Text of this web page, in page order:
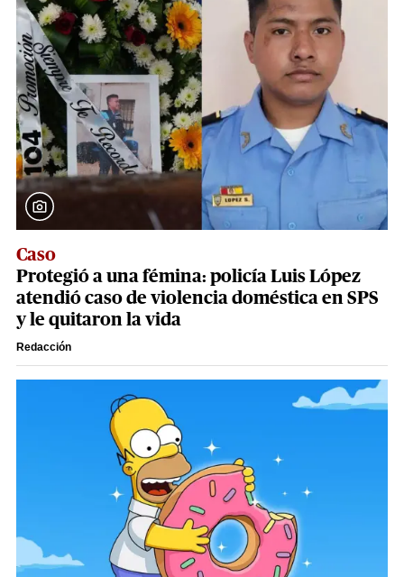
Caso
Protegió a una fémina: policía Luis López
atendió caso de violencia doméstica en SPS
y le quitaron la vida
Redacción